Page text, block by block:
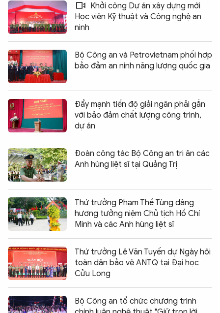
Khởi công Dự án xây dựng mới
Học viện Kỹ thuật và Công nghệ an
ninh
Bộ Công an và Petrovietnam phối hợp
bảo đảm an ninh năng lượng quốc gia
Đẩy mạnh tiến độ giải ngân phải gắn
với bảo đảm chất lượng công trình,
dự án
Đoàn công tác Bộ Công an tri ân các
Anh hùng liệt sĩ tại Quảng Trị
Thứ trưởng Phạm Thế Tùng dâng
hương tưởng niệm Chủ tịch Hồ Chí
Minh và các Anh hùng liệt sĩ
Thứ trưởng Lê Văn Tuyến dự Ngày hội
toàn dân bảo vệ ANTQ tại Đại học
Cửu Long
Bộ Công an tổ chức chương trình